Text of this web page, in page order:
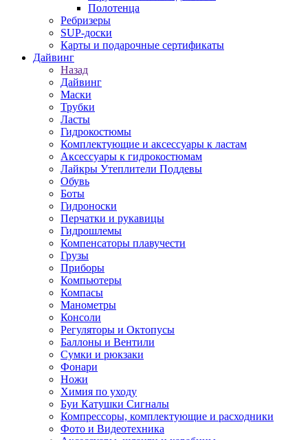
Полотенца
Ребризеры
SUP-доски
Карты и подарочные сертификаты
Дайвинг
Назад
Дайвинг
Маски
Трубки
Ласты
Гидрокостюмы
Комплектующие и аксессуары к ластам
Аксессуары к гидрокостюмам
Лайкры Утеплители Поддевы
Обувь
Боты
Гидроноски
Перчатки и рукавицы
Гидрошлемы
Компенсаторы плавучести
Грузы
Приборы
Компьютеры
Компасы
Манометры
Консоли
Регуляторы и Октопусы
Баллоны и Вентили
Сумки и рюкзаки
Фонари
Ножи
Химия по уходу
Буи Катушки Сигналы
Компрессоры, комплектующие и расходники
Фото и Видеотехника